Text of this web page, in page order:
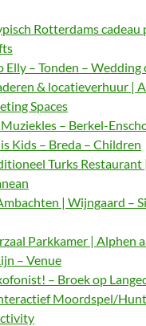
Rotterdams cadeau
Elly – Tonden – Wedding
& locatieverhuur |
Spaces
– Berkel-
Kids – Breda – Children
Turks Restaurant
| Wijngaard –
Parkkamer | Alphen
– Venue
– Broek op
Moordspel/